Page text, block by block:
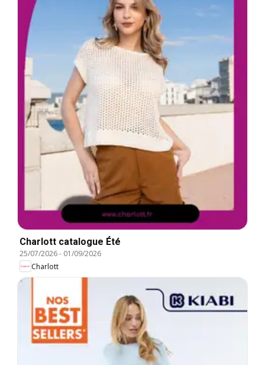
Charlott catalogue Été
25/07/2026- 01/09/2026
Charlott